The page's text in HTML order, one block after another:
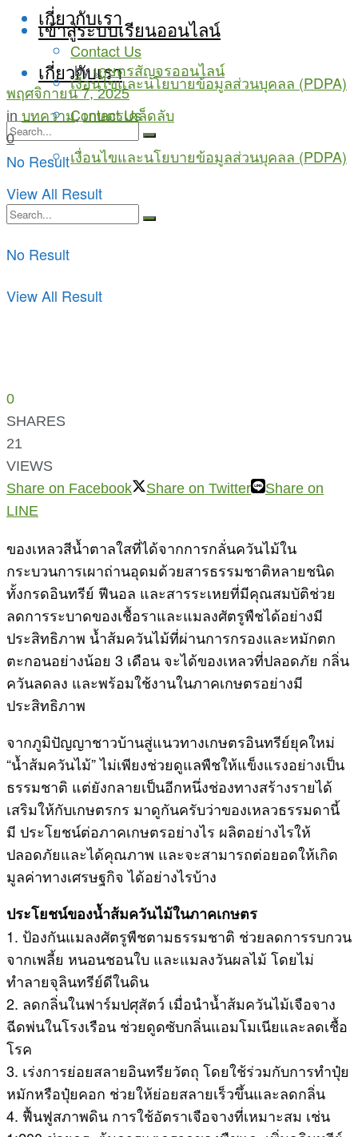
เข้าสู่ระบบเรียนออนไลน์
เกี่ยวกับเรา
Contact Us
เงื่อนไขและนโยบายข้อมูลส่วนบุคลล (PDPA)
No Result
View All Result
เกี่ยวกับเรา
Contact Us
เงื่อนไขและนโยบายข้อมูลส่วนบุคลล (PDPA)
No Result
View All Result
by เกษตรสัญจรออนไลน์
พฤศจิกายน 7, 2025
in บทความ,เกษตรเคล็ดลับ
0
0
SHARES
21
VIEWS
Share on Facebook
Share on Twitter
Share on
LINE
ของเหลวสีน้ำตาลใสที่ได้จากการกลั่นควันไม้ใน
กระบวนการเผาถ่านอุดมด้วยสารธรรมชาติหลายชนิด
ทั้งกรดอินทรีย์ ฟีนอล และสารระเหยที่มีคุณสมบัติช่วย
ลดการระบาดของเชื้อราและแมลงศัตรูพืชได้อย่างมี
ประสิทธิภาพ น้ำส้มควันไม้ที่ผ่านการกรองและหมักตก
ตะกอนอย่างน้อย 3 เดือน จะได้ของเหลวที่ปลอดภัย กลิ่น
ควันลดลง และพร้อมใช้งานในภาคเกษตรอย่างมี
ประสิทธิภาพ
จากภูมิปัญญาชาวบ้านสู่แนวทางเกษตรอินทรีย์ยุคใหม่
“น้ำส้มควันไม้” ไม่เพียงช่วยดูแลพืชให้แข็งแรงอย่างเป็น
ธรรมชาติ แต่ยังกลายเป็นอีกหนึ่งช่องทางสร้างรายได้
เสริมให้กับเกษตรกร มาดูกันครับว่าของเหลวธรรมดานี้
มี ประโยชน์ต่อภาคเกษตรอย่างไร ผลิตอย่างไรให้
ปลอดภัยและได้คุณภาพ และจะสามารถต่อยอดให้เกิด
มูลค่าทางเศรษฐกิจ ได้อย่างไรบ้าง
ประโยชน์ของน้ำส้มควันไม้ในภาคเกษตร
1. ป้องกันแมลงศัตรูพืชตามธรรมชาติ ช่วยลดการรบกวน
จากเพลี้ย หนอนชอนใบ และแมลงวันผลไม้ โดยไม่
ทำลายจุลินทรีย์ดีในดิน
2. ลดกลิ่นในฟาร์มปศุสัตว์ เมื่อนำน้ำส้มควันไม้เจือจาง
ฉีดพ่นในโรงเรือน ช่วยดูดซับกลิ่นแอมโมเนียและลดเชื้อ
โรค
3. เร่งการย่อยสลายอินทรียวัตถุ โดยใช้ร่วมกับการทำปุ๋ย
หมักหรือปุ๋ยคอก ช่วยให้ย่อยสลายเร็วขึ้นและลดกลิ่น
4. ฟื้นฟูสภาพดิน การใช้อัตราเจือจางที่เหมาะสม เช่น